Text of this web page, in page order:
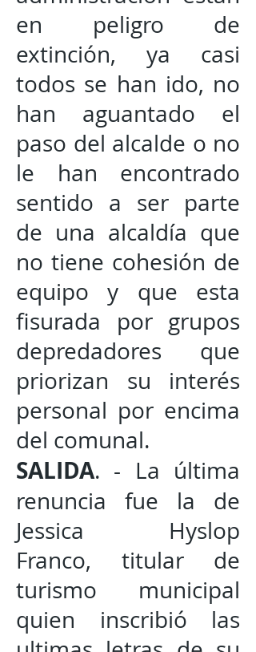
en peligro de
extinción, ya casi
todos se han ido, no
han aguantado el
paso del alcalde o no
le han encontrado
sentido a ser parte
de una alcaldía que
no tiene cohesión de
equipo y que esta
fisurada por grupos
depredadores que
priorizan su interés
personal por encima
del comunal.
SALIDA. - La última
renuncia fue la de
Jessica Hyslop
Franco, titular de
turismo municipal
quien inscribió las